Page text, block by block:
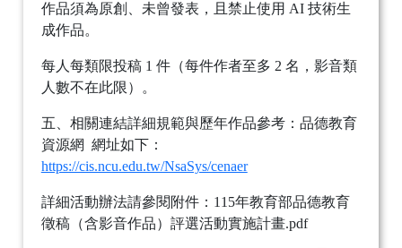
作品須為原創、未曾發表，且禁止使用 AI 技術生
成作品。
每人每類限投稿 1 件（每件作者至多 2 名，影音類
人數不在此限）。
五、相關連結詳細規範與歷年作品參考：品德教育
資源網 網址如下：
https://cis.ncu.edu.tw/NsaSys/cenaer
詳細活動辦法請參閱附件：115年教育部品德教育
徵稿（含影音作品）評選活動實施計畫.pdf